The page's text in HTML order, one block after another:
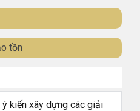
tồn
kiến xây dựng các giải